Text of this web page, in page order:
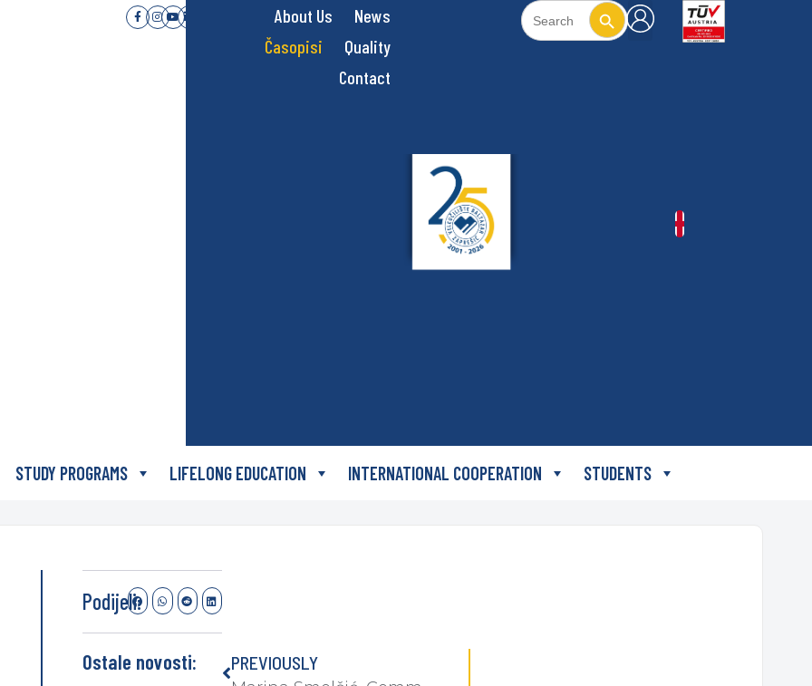
About Us
News
Časopisi
Quality
Contact
Search
for:
Search Button
STUDY PROGRAMS LIFELONG EDUCATION INTERNATIONAL COOPERATION STUDENTS
Podijeli:
Ostale novosti: PREVIOUSLY